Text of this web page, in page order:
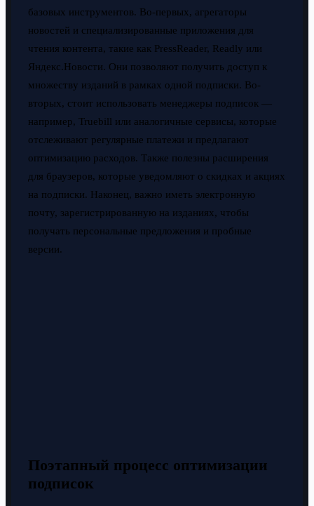
базовых инструментов. Во-первых, агрегаторы
новостей и специализированные приложения для
чтения контента, такие как PressReader, Readly или
Яндекс.Новости. Они позволяют получить доступ к
множеству изданий в рамках одной подписки. Во-
вторых, стоит использовать менеджеры подписок —
например, Truebill или аналогичные сервисы, которые
отслеживают регулярные платежи и предлагают
оптимизацию расходов. Также полезны расширения
для браузеров, которые уведомляют о скидках и акциях
на подписки. Наконец, важно иметь электронную
почту, зарегистрированную на изданиях, чтобы
получать персональные предложения и пробные
версии.
Поэтапный процесс оптимизации
подписок